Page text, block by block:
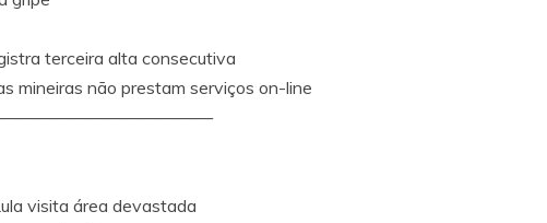
terceira alta consecutiva
mineiras não prestam serviços on-line
visita área devastada